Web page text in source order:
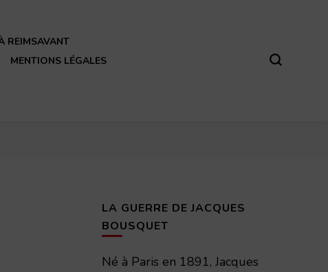
REIMSAVANT
MENTIONS LÉGALES
LA GUERRE DE JACQUES
BOUSQUET
Né à Paris en 1891, Jacques